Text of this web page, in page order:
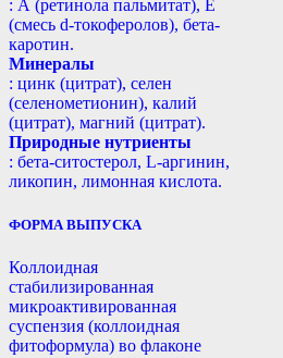
: А (ретинола пальмитат), Е
(смесь d-токоферолов), бета-
каротин.
Минералы
: цинк (цитрат), селен
(селенометионин), калий
(цитрат), магний (цитрат).
Природные нутриенты
: бета-ситостерол, L-аргинин,
ликопин, лимонная кислота.
ФОРМА ВЫПУСКА
Коллоидная
стабилизированная
микроактивированная
суспензия (коллоидная
фитоформула) во флаконе